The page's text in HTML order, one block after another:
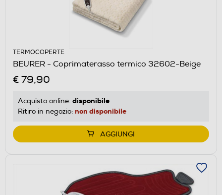
TERMOCOPERTE
BEURER - Coprimaterasso termico 32602-Beige
€ 79,90
Acquisto online: disponibile
Ritiro in negozio: non disponibile
AGGIUNGI